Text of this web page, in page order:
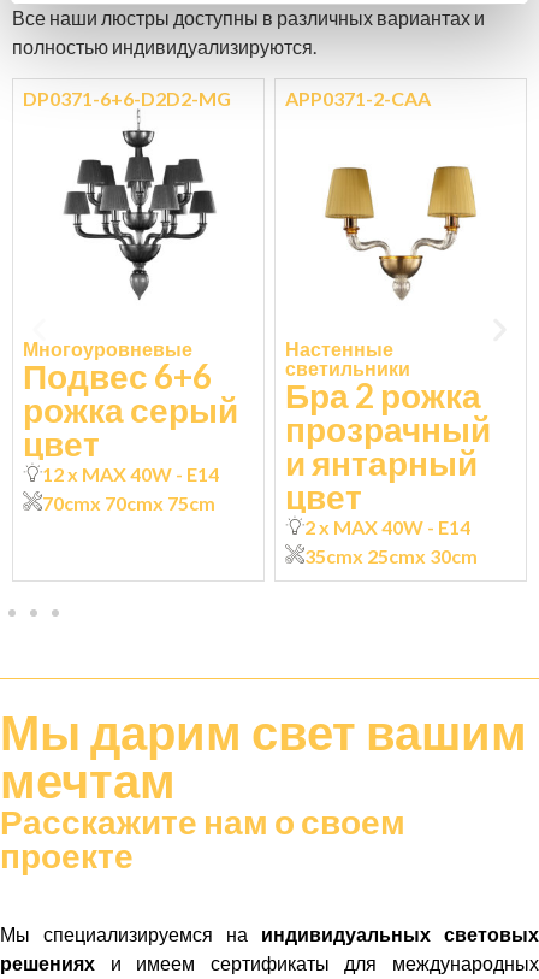
Все наши люстры доступны в различных вариантах и ​​
полностью индивидуализируются.
Многоуровневые
Подвес 6+6
рожка серый
цвет
DP0371-6+6-D2D2-MG
12 x MAX 40W - E14
70cmx 70cmx 75cm
Настенные
светильники
Бра 2 рожка
прозрачный
и янтарный
цвет
APP0371-2-CAA
2 x MAX 40W - E14
35cmx 25cmx 30cm
Мы дарим свет вашим
мечтам
Расскажите нам о своем
проекте
Мы специализируемся на индивидуальных световых
решениях и имеем сертификаты для международных